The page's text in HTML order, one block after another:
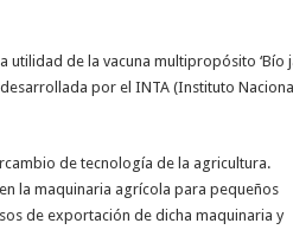
de la vacuna multipropósito ‘Bío
por el INTA (Instituto
de tecnología de la agricultura.
la maquinaria agrícola para pequeños
de exportación de dicha maquinaria y